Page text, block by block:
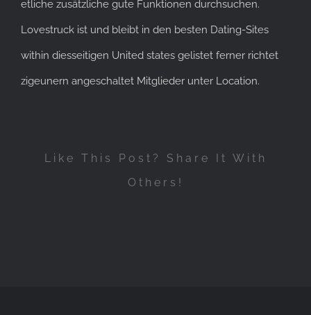
etliche zusätzliche gute Funktionen durchsuchen.
Lovestruck ist und bleibt in den besten Dating-Sites
within diesseitigen United states gelistet ferner richtet
zigeunern angeschaltet Mitglieder unter Location.
Like This Post? Share It With
Others!